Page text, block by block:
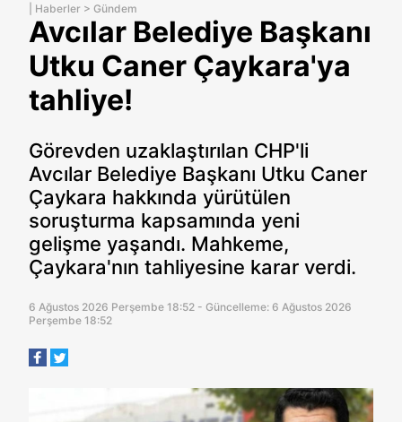
Haberler > Gündem
Avcılar Belediye Başkanı
Utku Caner Çaykara'ya
tahliye!
Görevden uzaklaştırılan CHP'li
Avcılar Belediye Başkanı Utku Caner
Çaykara hakkında yürütülen
soruşturma kapsamında yeni
gelişme yaşandı. Mahkeme,
Çaykara'nın tahliyesine karar verdi.
6 Ağustos 2026 Perşembe 18:52 - Güncelleme: 6 Ağustos 2026
Perşembe 18:52